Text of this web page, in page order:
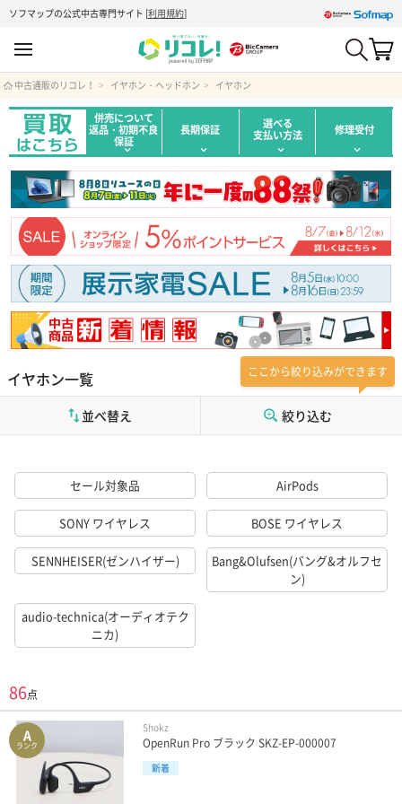
ソフマップの公式中古専門サイト [利用規約]
中古通販のリコレ！ イヤホン・ヘッドホン イヤホン
併売について
返品・初期不良
保証
長期保証 選べる
支払い方法 修理受付
イヤホン一覧 ここから絞り込みができます
絞り込む
並べ替え
セール対象品 AirPods
SONY ワイヤレス BOSE ワイヤレス
SENNHEISER(ゼンハイザー)
Bang&Olufsen(バング&オルフセ
ン)
audio-technica(オーディオテク
ニカ)
86点
A
ランク
Shokz
OpenRun Pro ブラック SKZ-EP-000007
新着